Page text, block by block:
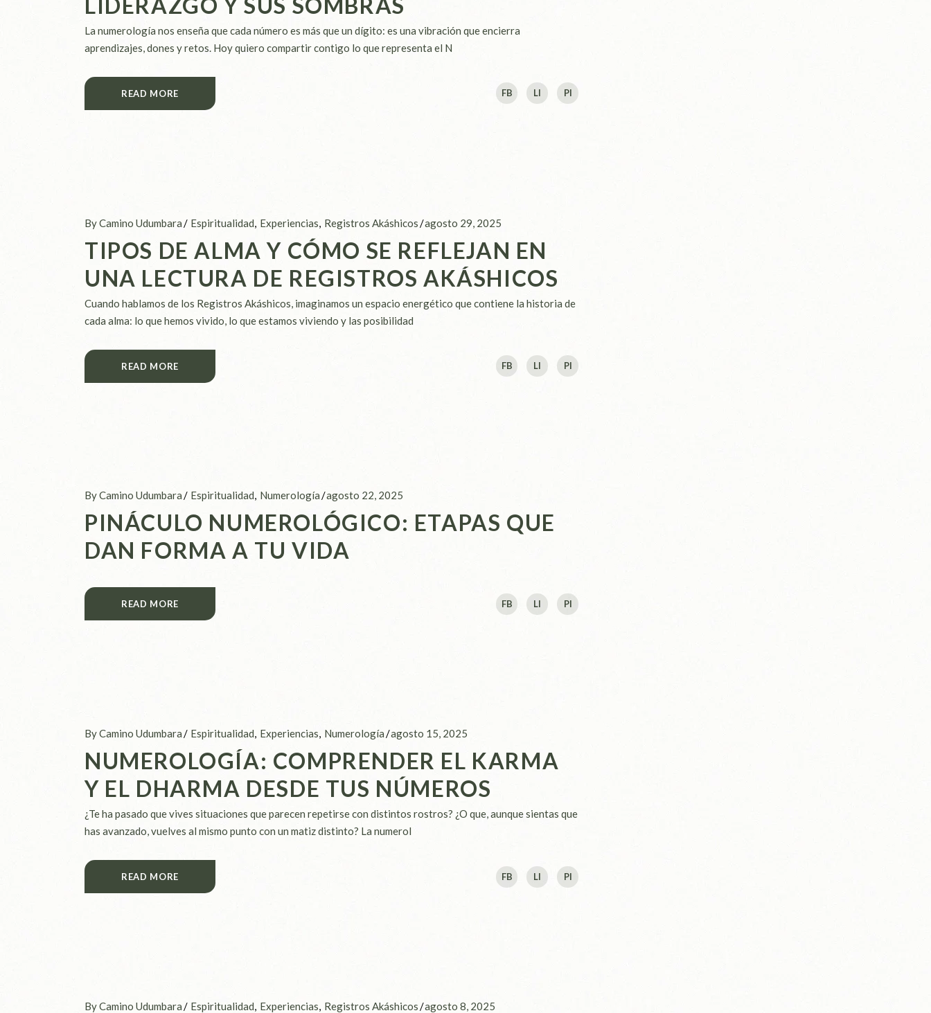
La numerología nos enseña que cada número es más que un dígito: es una vibración que encierra
aprendizajes, dones y retos. Hoy quiero compartir contigo lo que representa el N
READ MORE FB LI PI
By Camino Udumbara Espiritualidad Experiencias Registros Akáshicos agosto 29, 2025
TIPOS DE ALMA Y CÓMO SE REFLEJAN EN
UNA LECTURA DE REGISTROS AKÁSHICOS
Cuando hablamos de los Registros Akáshicos, imaginamos un espacio energético que contiene la historia de
cada alma: lo que hemos vivido, lo que estamos viviendo y las posibilidad
READ MORE FB LI PI
By Camino Udumbara Espiritualidad Numerología agosto 22, 2025
PINÁCULO NUMEROLÓGICO: ETAPAS QUE
DAN FORMA A TU VIDA
READ MORE FB LI PI
By Camino Udumbara Espiritualidad Experiencias Numerología agosto 15, 2025
NUMEROLOGÍA: COMPRENDER EL KARMA
Y EL DHARMA DESDE TUS NÚMEROS
¿Te ha pasado que vives situaciones que parecen repetirse con distintos rostros? ¿O que, aunque sientas que
has avanzado, vuelves al mismo punto con un matiz distinto? La numerol
READ MORE FB LI PI
By Camino Udumbara Espiritualidad Experiencias Registros Akáshicos agosto 8, 2025